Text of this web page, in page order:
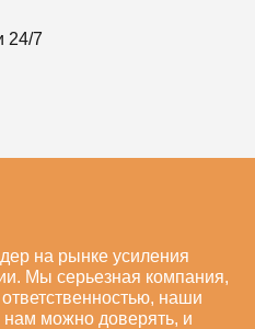
24/7
на рынке усиления
Мы серьезная компания,
наши
нам можно доверять, и